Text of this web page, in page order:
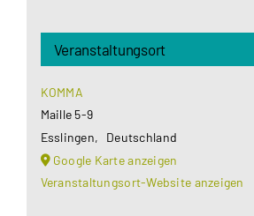
Veranstaltungsort
KOMMA
Maille 5-9
Esslingen,
Deutschland
Google Karte anzeigen
Veranstaltungsort-Website anzeigen